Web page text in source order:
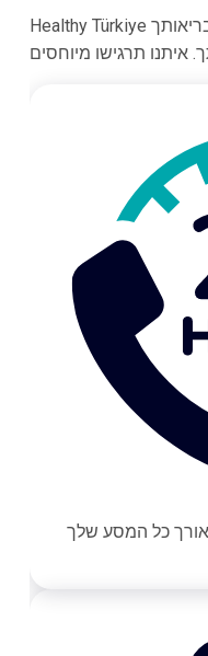
Healthy Türkiye מספקת את הטוב ביותר לבריאותך